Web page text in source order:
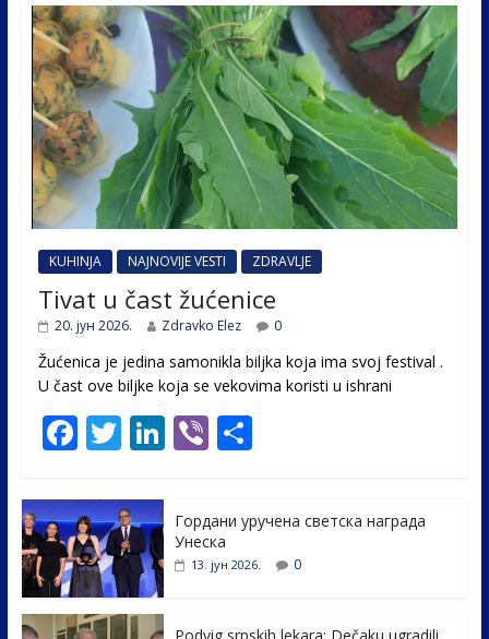
KUHINJA NAJNOVIJE VESTI ZDRAVLJE
Tivat u čast žućenice
20. јун 2026. Zdravko Elez 0
Žućenica je jedina samonikla biljka koja ima svoj festival .
U čast ovе biljke koja se vekovima koristi u ishrani
F
e
b
o
o
T
itt
er
Li
e
dI
Vi S
e
Гордани уручена светска награда
Унеска
13. јун 2026. 0